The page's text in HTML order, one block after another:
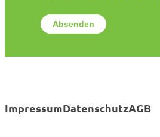
l
*
t
e
z
ImpressumDatenschutzAGB